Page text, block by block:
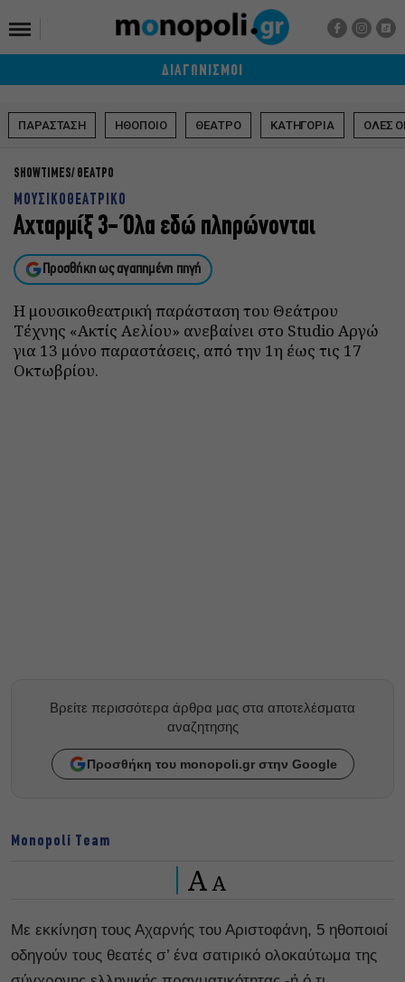
ΔΙΑΓΩΝΙΣΜΟΙ
ΠΑΡΑΣΤΑΣΗ ΗΘΟΠΟΙΟ ΘΕΑΤΡΟ ΚΑΤΗΓΟΡΙΑ ΟΛΕΣ
SHOWTIMES ΘΕΑΤΡΟ
ΜΟΥΣΙΚΟΘΕΑΤΡΙΚΟ
Αχταρμίξ 3- Όλα εδώ πληρώνονται
Προσθήκη ως αγαπημένη πηγή
Η μουσικοθεατρική παράσταση του Θεάτρου
Τέχνης «Ακτίς Αελίου» ανεβαίνει στο Studio Αργώ
για 13 μόνο παραστάσεις, από την 1η έως τις 17
Οκτωβρίου.
Βρείτε περισσότερα άρθρα μας στα αποτελέσματα
αναζητησης
Προσθήκη του monopoli.gr στην Google
Monopoli Team
A A
Με εκκίνηση τους Αχαρνής του Αριστοφάνη, 5 ηθοποιοί
οδηγούν τους θεατές σ’ ένα σατιρικό ολοκαύτωμα της